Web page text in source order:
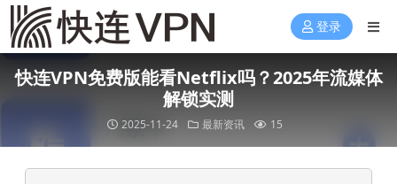
登录
快连VPN免费版能看Netflix吗？2025年流媒体
解锁实测
2025-11-24 最新资讯 15